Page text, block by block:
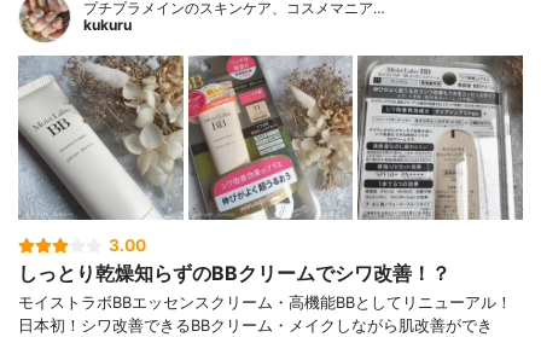
プチプラメインのスキンケア、コスメマニア…
kukuru
3.00
しっとり乾燥知らずのBBクリームでシワ改善！？
モイストラボBBエッセンスクリーム・高機能BBとしてリニューアル！
日本初！シワ改善できるBBクリーム・メイクしながら肌改善ができ